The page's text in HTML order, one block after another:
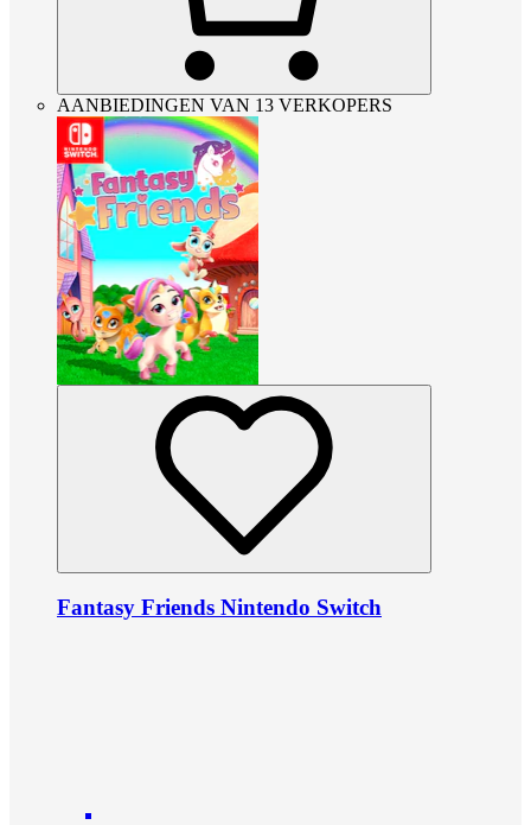
AANBIEDINGEN VAN 13 VERKOPERS
Fantasy Friends Nintendo Switch